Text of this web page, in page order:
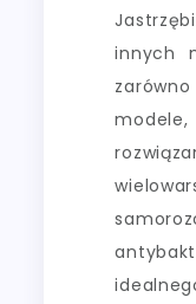
innych